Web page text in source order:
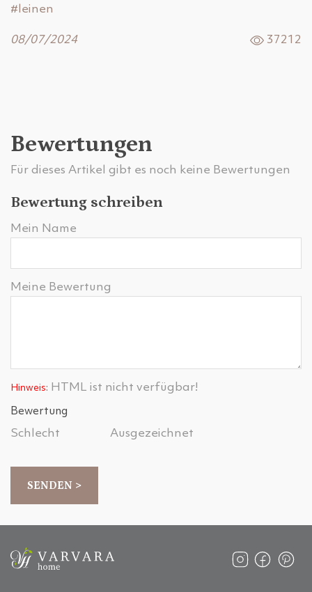
#leinen
08/07/2024 37212
Bewertungen
Für dieses Artikel gibt es noch keine Bewertungen
Bewertung schreiben
Mein Name
Meine Bewertung
Hinweis: HTML ist nicht verfügbar!
Bewertung
Schlecht Ausgezeichnet
SENDEN >